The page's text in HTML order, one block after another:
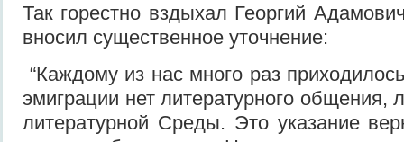
Так горестно вздыхал Георгий
вносил существенное уточнение:
“Каждому из нас много раз
эмиграции нет литературного общения,
литературной Среды. Это указание